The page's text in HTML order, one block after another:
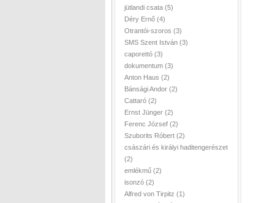
jütlandi csata (5)
Déry Ernő (4)
Otrantói-szoros (3)
SMS Szent István (3)
caporettó (3)
dokumentum (3)
Anton Haus (2)
Bánsági Andor (2)
Cattaró (2)
Ernst Jünger (2)
Ferenc József (2)
Szuborits Róbert (2)
császári és királyi haditengerészet
(2)
emlékmű (2)
isonzó (2)
Alfred von Tirpitz (1)